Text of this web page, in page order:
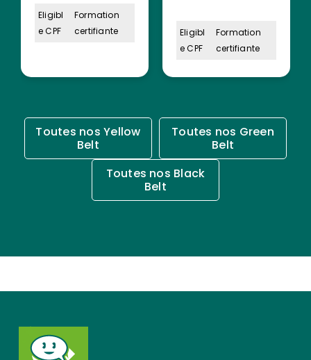
Eligibl
e CPF
Formation
certifiante
Eligibl
e CPF
Formation
certifiante
Toutes nos Yellow
Belt
Toutes nos Green
Belt
Toutes nos Black
Belt